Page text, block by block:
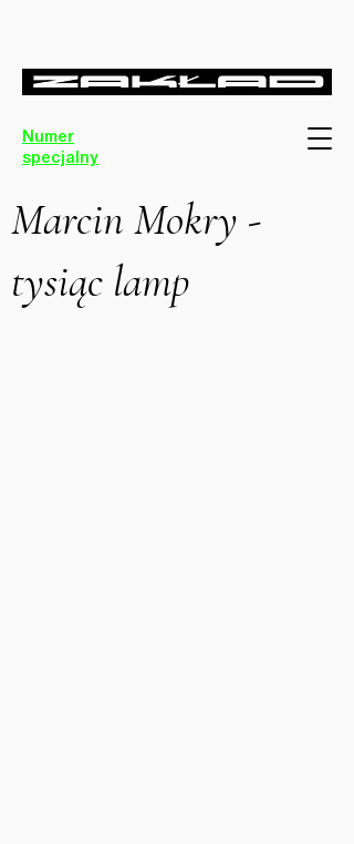
Numer
specjalny
Marcin Mokry -
tysiąc lamp